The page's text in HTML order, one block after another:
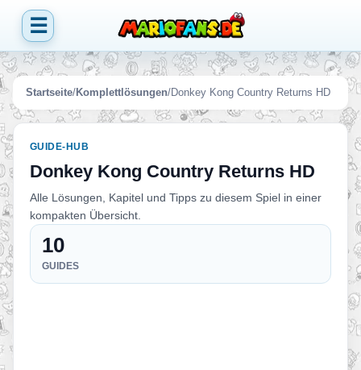
☰
Startseite/Komplettlösungen/Donkey Kong Country Returns HD
GUIDE-HUB
Donkey Kong Country Returns HD
Alle Lösungen, Kapitel und Tipps zu diesem Spiel in einer
kompakten Übersicht.
10
GUIDES